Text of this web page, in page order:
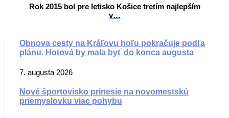
Rok 2015 bol pre letisko Košice tretím najlepším
v…
Obnova cesty na Kráľovu hoľu pokračuje podľa
plánu. Hotová by mala byť do konca augusta
7. augusta 2026
Nové športovisko prinesie na novomestskú
priemyslovku viac pohybu